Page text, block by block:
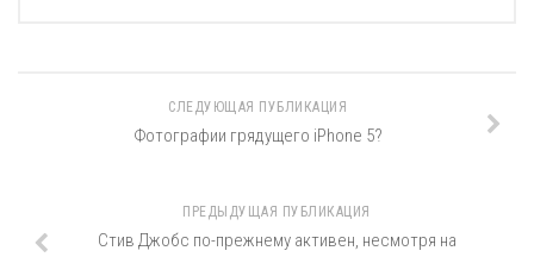
СЛЕДУЮЩАЯ ПУБЛИКАЦИЯ
Фотографии грядущего iPhone 5?
ПРЕДЫДУЩАЯ ПУБЛИКАЦИЯ
Стив Джобс по-прежнему активен, несмотря на